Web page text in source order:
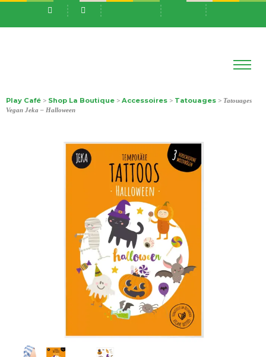
Play Café > Shop La Boutique > Accessoires > Tatouages > Tatouages
Vegan Jeka – Halloween